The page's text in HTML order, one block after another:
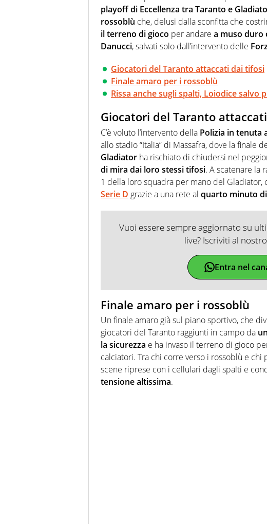
playoff di Eccellenza tra Taranto e
rossoblù che, delusi dalla sconfitta che
il terreno di gioco per andare a muso duro
Danucci, salvati solo dall’intervento delle
Giocatori del Taranto attaccati dai tifosi
Finale amaro per i rossoblù
Rissa anche sugli spalti, Loiodice salvo
Giocatori del Taranto
C’è voluto l’intervento della Polizia in tenuta
allo stadio “Italia” di Massafra, dove la finale
Gladiator ha rischiato di chiudersi nel
di mira dai loro stessi tifosi. A scatenare la
1 della loro squadra per mano del Gladiator,
Serie D grazie a una rete al quarto minuto
Vuoi essere sempre aggiornato su
live? Iscriviti al
Entra nel
Finale amaro per i rossoblù
Un finale amaro già sul piano sportivo, che
giocatori del Taranto raggiunti in campo da
la sicurezza e ha invaso il terreno di gioco
calciatori. Tra chi corre verso i rossoblù e
scene riprese con i cellulari dagli spalti e
tensione altissima.